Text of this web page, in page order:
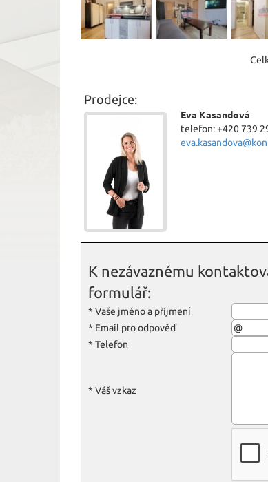
Prodejce:
Eva Kasandová
telefon: +420 739
K nezávaznému
formulář:
* Vaše jméno a příjmení
* Email pro odpověď
* Telefon
* Váš vzkaz